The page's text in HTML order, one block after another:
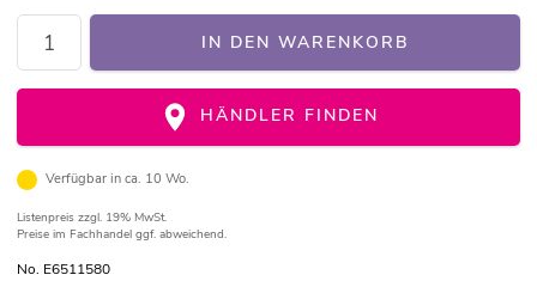
IN DEN WARENKORB
HÄNDLER FINDEN
Verfügbar in ca. 10 Wo.
Listenpreis zzgl. 19% MwSt.
Preise im Fachhandel ggf. abweichend.
No. E6511580